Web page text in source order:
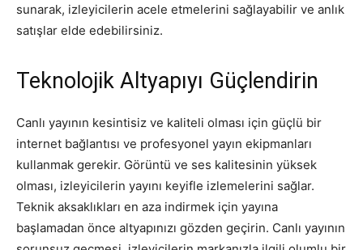
sunarak, izleyicilerin acele etmelerini sağlayabilir ve anlık
satışlar elde edebilirsiniz.
Teknolojik Altyapıyı Güçlendirin
Canlı yayının kesintisiz ve kaliteli olması için güçlü bir
internet bağlantısı ve profesyonel yayın ekipmanları
kullanmak gerekir. Görüntü ve ses kalitesinin yüksek
olması, izleyicilerin yayını keyifle izlemelerini sağlar.
Teknik aksaklıkları en aza indirmek için yayına
başlamadan önce altyapınızı gözden geçirin. Canlı yayının